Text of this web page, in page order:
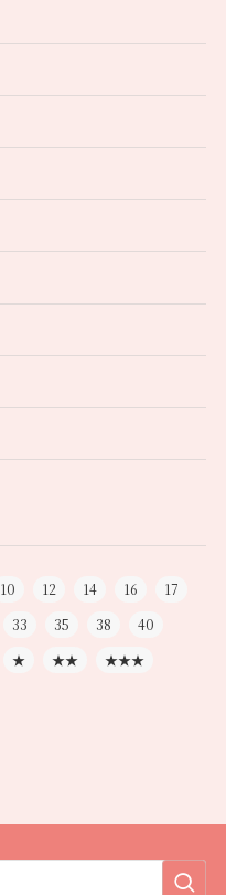
10 12 14 16
17
33 35 38
40
★ ★★
★★★